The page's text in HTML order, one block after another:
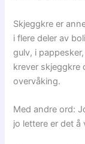
Skjeggkre er
i flere deler av
gulv, i
krever skjeggkre
overvåking.
Med andre ord:
jo lettere er det